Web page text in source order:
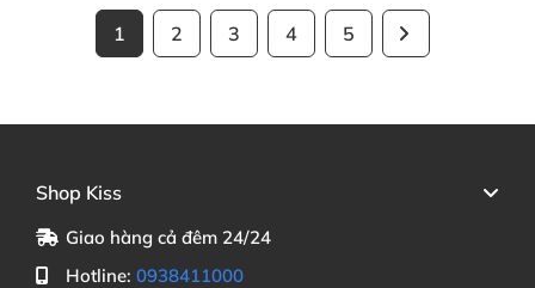
1 2 3 4 5
Shop Kiss
Giao hàng cả đêm 24/24
Hotline: 0938411000